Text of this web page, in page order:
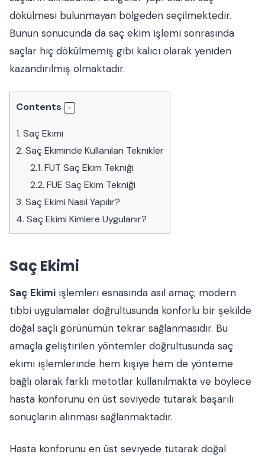
dökülmesi bulunmayan bölgeden seçilmektedir.
Bunun sonucunda da saç ekim işlemi sonrasında
saçlar hiç dökülmemiş gibi kalıcı olarak yeniden
kazandırılmış olmaktadır.
Contents
1. Saç Ekimi
2. Saç Ekiminde Kullanılan Teknikler
2.1. FUT Saç Ekim Tekniği
2.2. FUE Saç Ekim Tekniği
3. Saç Ekimi Nasıl Yapılır?
4. Saç Ekimi Kimlere Uygulanır?
Saç Ekimi
Saç Ekimi işlemleri esnasında asıl amaç; modern
tıbbi uygulamalar doğrultusunda konforlu bir şekilde
doğal saçlı görünümün tekrar sağlanmasıdır. Bu
amaçla geliştirilen yöntemler doğrultusunda saç
ekimi işlemlerinde hem kişiye hem de yönteme
bağlı olarak farklı metotlar kullanılmakta ve böylece
hasta konforunu en üst seviyede tutarak başarılı
sonuçların alınması sağlanmaktadır.
Hasta konforunu en üst seviyede tutarak doğal